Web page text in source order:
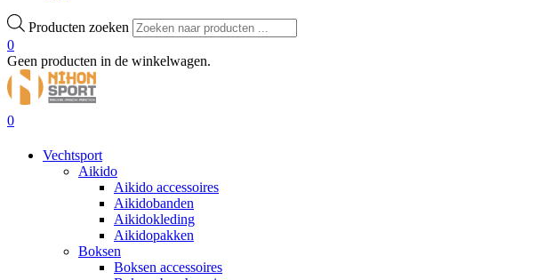
Producten zoeken
0
Geen producten in de winkelwagen.
0
Vechtsport
Aikido
Aikido accessoires
Aikidobanden
Aikidokleding
Aikidopakken
Boksen
Boksen accessoires